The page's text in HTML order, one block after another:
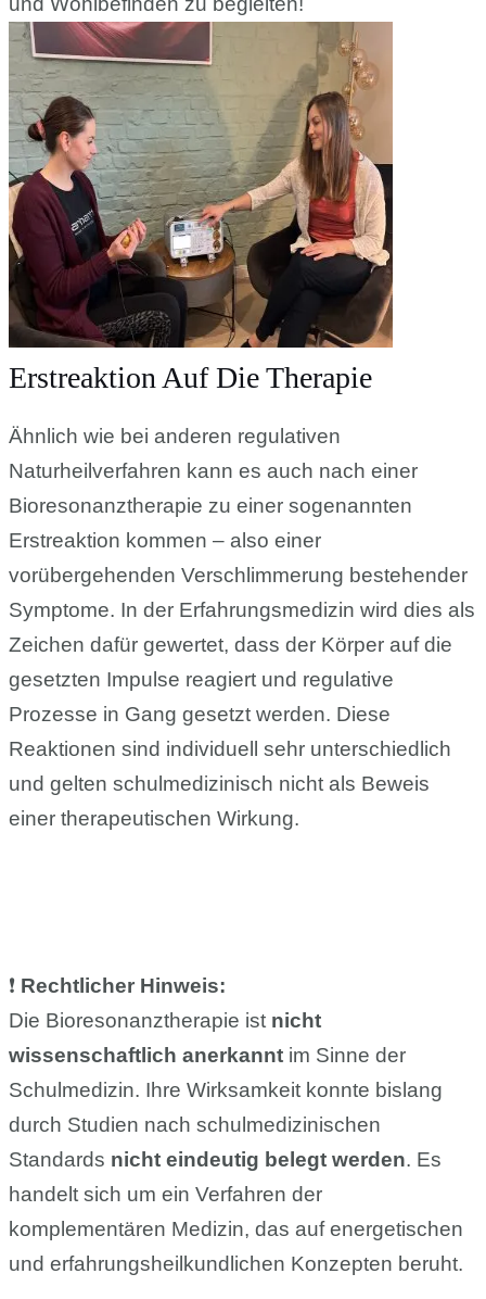
Erstreaktion Auf Die Therapie
Ähnlich wie bei anderen regulativen
Naturheilverfahren kann es auch nach einer
Bioresonanztherapie zu einer sogenannten
Erstreaktion kommen – also einer
vorübergehenden Verschlimmerung bestehender
Symptome. In der Erfahrungsmedizin wird dies als
Zeichen dafür gewertet, dass der Körper auf die
gesetzten Impulse reagiert und regulative
Prozesse in Gang gesetzt werden. Diese
Reaktionen sind individuell sehr unterschiedlich
und gelten schulmedizinisch nicht als Beweis
einer therapeutischen Wirkung.
❗ Rechtlicher Hinweis:
Die Bioresonanztherapie ist nicht
wissenschaftlich anerkannt im Sinne der
Schulmedizin. Ihre Wirksamkeit konnte bislang
durch Studien nach schulmedizinischen
Standards nicht eindeutig belegt werden. Es
handelt sich um ein Verfahren der
komplementären Medizin, das auf energetischen
und erfahrungsheilkundlichen Konzepten beruht.